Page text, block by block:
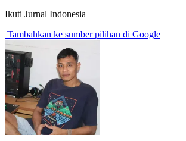
Ikuti Jurnal Indonesia
Tambahkan ke sumber pilihan di Google